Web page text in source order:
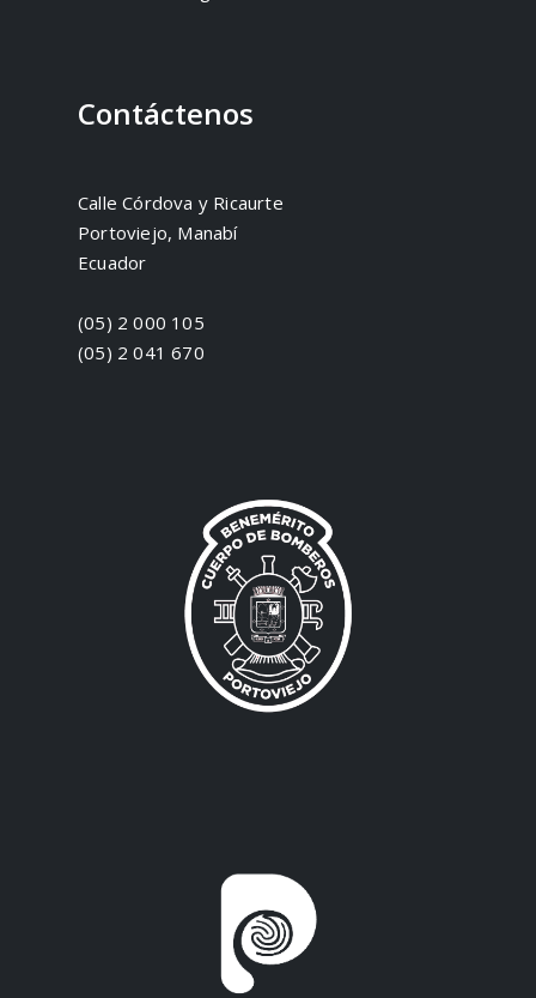
Contáctenos
Calle Córdova y Ricaurte
Portoviejo, Manabí
Ecuador
(05) 2 000 105
(05) 2 041 670